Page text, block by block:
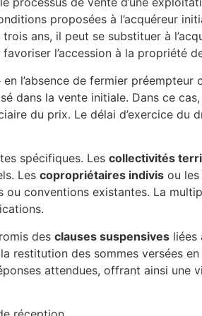
proposées à l’acquéreur
ans, il peut se substituer à
l’accession à la propriété
l’absence de fermier
dans la vente initiale. Dans ce
du prix. Le délai d’exercice du
spécifiques. Les collectivités
Les copropriétaires indivis ou les
conventions existantes. La
des clauses suspensives liées
des sommes versées
attendues, offrant ainsi une